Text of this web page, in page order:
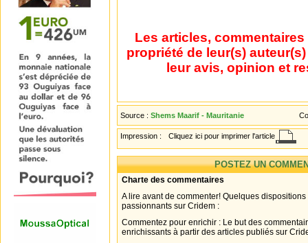
Les articles,
propriété de leur(s)
leur avis, opinion et
Source : Shems Maarif - Mauritanie
Impression : Cliquez ici pour imprimer l'article
POSTEZ UN
Charte des commentaires
A lire avant de commenter! Quelques
passionnants sur Cridem :
Commentez pour enrichir : Le but des
enrichissants à partir des articles publiés sur